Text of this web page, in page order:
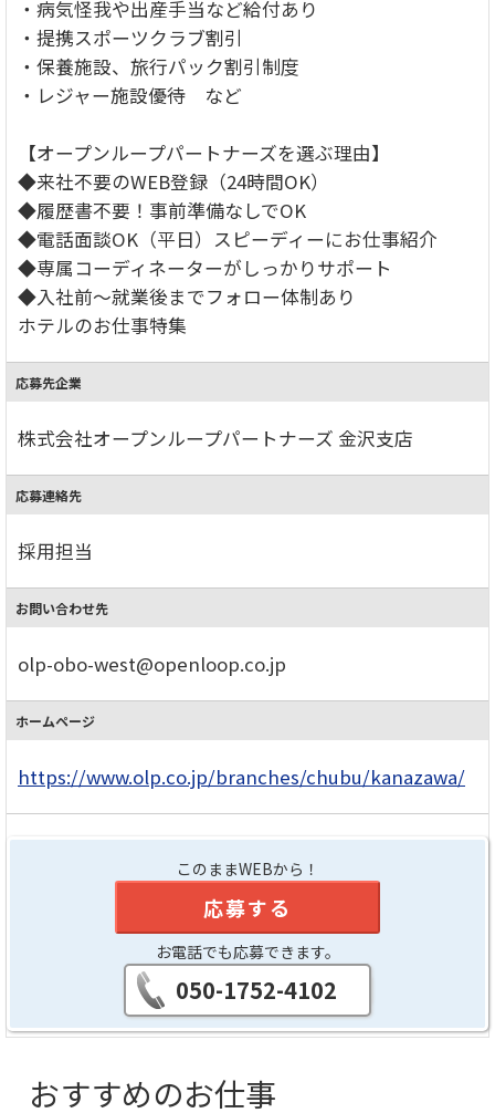
・病気怪我や出産手当など給付あり
・提携スポーツクラブ割引
・保養施設、旅行パック割引制度
・レジャー施設優待 など
【オープンループパートナーズを選ぶ理由】
◆来社不要のWEB登録（24時間OK）
◆履歴書不要！事前準備なしでOK
◆電話面談OK（平日）スピーディーにお仕事紹介
◆専属コーディネーターがしっかりサポート
◆入社前～就業後までフォロー体制あり
ホテルのお仕事特集
応募先企業
株式会社オープンループパートナーズ 金沢支店
応募連絡先
採用担当
お問い合わせ先
olp-obo-west@openloop.co.jp
ホームページ
https://www.olp.co.jp/branches/chubu/kanazawa/
このままWEBから！
応募する
お電話でも応募できます。
050-1752-4102
おすすめのお仕事